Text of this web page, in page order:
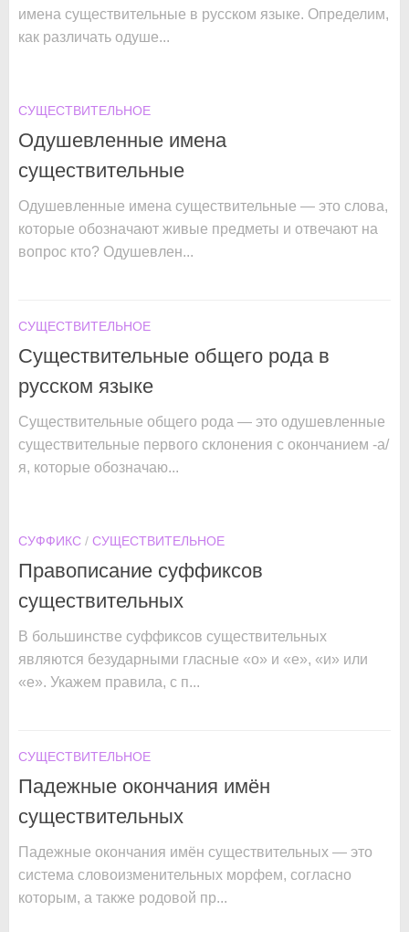
имена существительные в русском языке. Определим,
как различать одуше...
СУЩЕСТВИТЕЛЬНОЕ
Одушевленные имена
существительные
Одушевленные имена существительные — это слова,
которые обозначают живые предметы и отвечают на
вопрос кто? Одушевлен...
СУЩЕСТВИТЕЛЬНОЕ
Существительные общего рода в
русском языке
Существительные общего рода — это одушевленные
существительные первого склонения с окончанием -а/
я, которые обозначаю...
СУФФИКС / СУЩЕСТВИТЕЛЬНОЕ
Правописание суффиксов
существительных
В большинстве суффиксов существительных
являются безударными гласные «о» и «е», «и» или
«е». Укажем правила, с п...
СУЩЕСТВИТЕЛЬНОЕ
Падежные окончания имён
существительных
Падежные окончания имён существительных — это
система словоизменительных морфем, согласно
которым, а также родовой пр...